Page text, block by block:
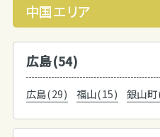
中国エリア
広島(54)
広島(29) 福山(15) 銀山